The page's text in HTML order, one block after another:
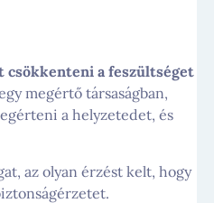
csökkenteni a feszültséget
megértő társaságban,
a helyzetedet, és
az olyan érzést kelt, hogy